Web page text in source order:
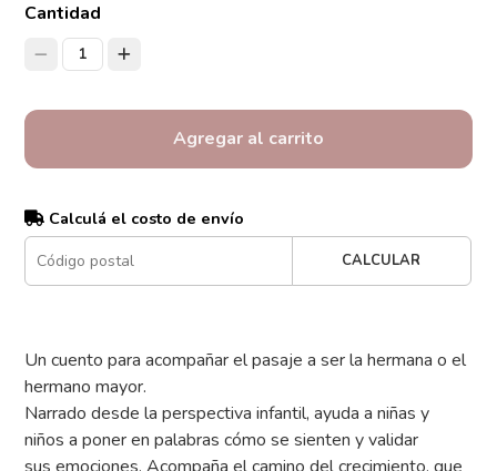
Cantidad
1
Agregar al carrito
Calculá el costo de envío
CALCULAR
Un cuento para acompañar el pasaje a ser la hermana o el
hermano mayor.
Narrado desde la perspectiva infantil, ayuda a niñas y
niños a poner en palabras cómo se sienten y validar